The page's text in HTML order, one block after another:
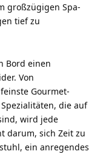
großzügigen Spa-
tief zu
Bord einen
Von
Gourmet-
die auf
wird jede
darum, sich Zeit zu
ein anregendes